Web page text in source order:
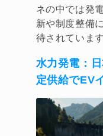
ネの中では発
新や制度整備
待されています
水力発電：
定供給でEV